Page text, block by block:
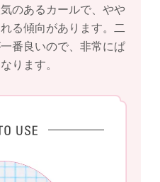
のあるカールで、やや
る傾向があります。二
番良いので、非常にぱ
ります。